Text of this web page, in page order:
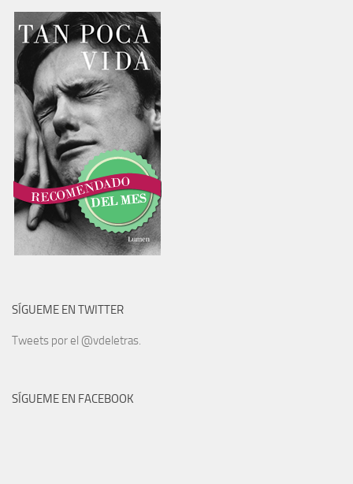
SÍGUEME EN TWITTER
Tweets por el @vdeletras.
SÍGUEME EN FACEBOOK